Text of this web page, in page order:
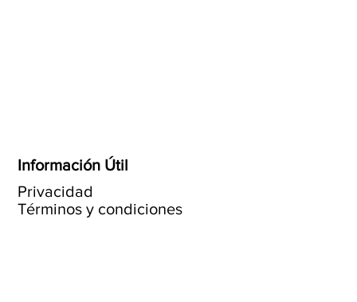
Información Útil
Privacidad
Términos y condiciones